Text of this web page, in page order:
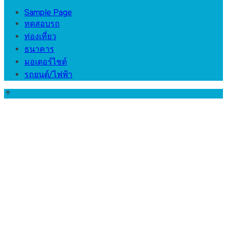
Sample Page
ทดสอบรถ
ท่องเที่ยว
ธนาคาร
มอเตอร์ไชต์
รถยนต์/ไฟฟ้า